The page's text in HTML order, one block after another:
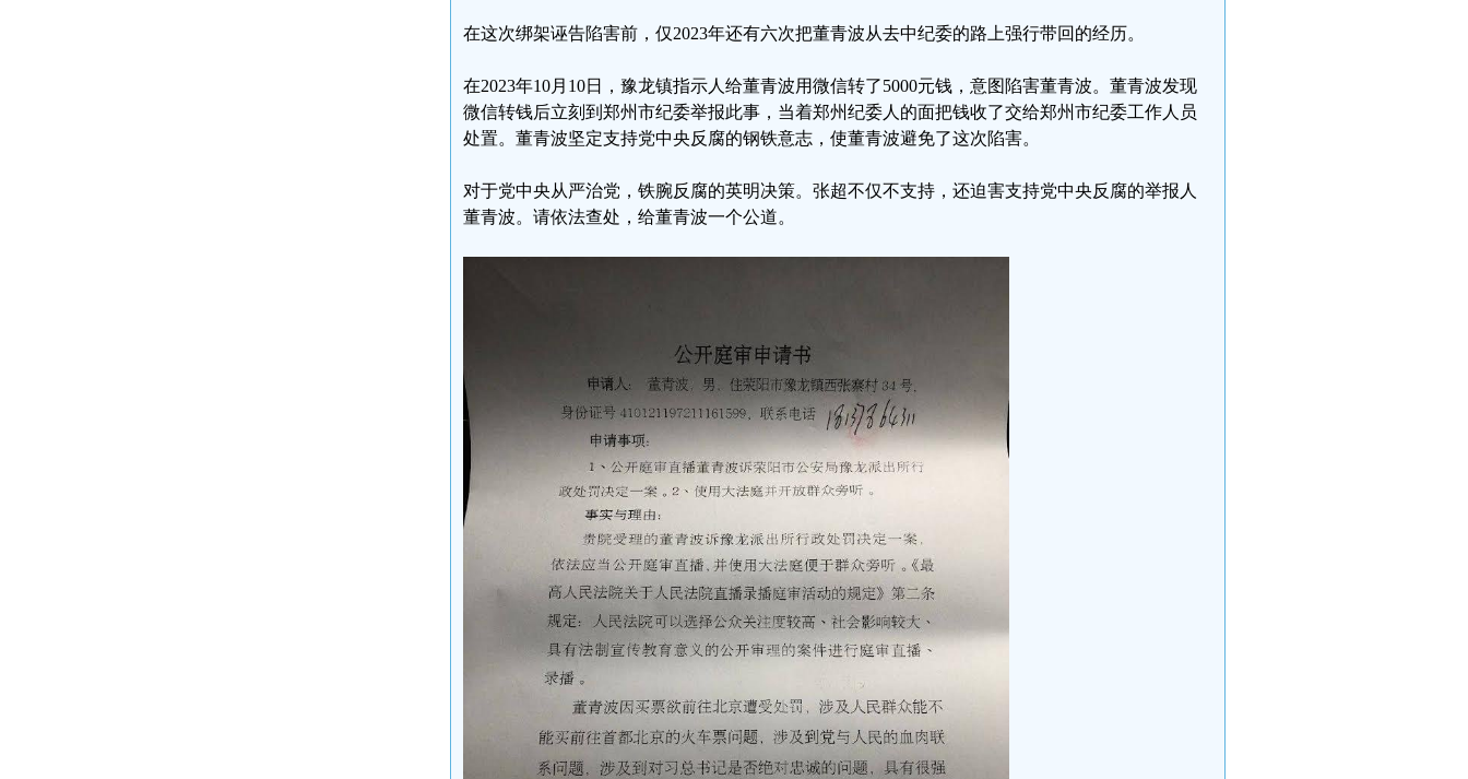
在这次绑架诬告陷害前，仅2023年还有六次把董青波从去中纪委的路上强行带回的经历。
在2023年10月10日，豫龙镇指示人给董青波用微信转了5000元钱，意图陷害董青波。董青波发现
微信转钱后立刻到郑州市纪委举报此事，当着郑州纪委人的面把钱收了交给郑州市纪委工作人员
处置。董青波坚定支持党中央反腐的钢铁意志，使董青波避免了这次陷害。
对于党中央从严治党，铁腕反腐的英明决策。张超不仅不支持，还迫害支持党中央反腐的举报人
董青波。请依法查处，给董青波一个公道。